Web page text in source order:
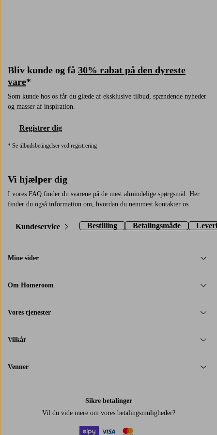
Bliv kunde og få 30% rabat på den dyreste
vare*
Som kunde hos os får du glæde af eksklusive tilbud, spændende nyheder
og masser af inspiration.
Registrer dig
* Se tilbudsbetingelser ved registrering
Vi hjælper dig
I vores FAQ finder du svarene på de mest almindelige spørgsmål. Her
finder du også information om, hvordan du nemmest kontakter os.
Kundeservice Bestilling Betalingsmåde
Mine sider
Om Homeroom
Vores tjenester
Vilkår
Venner
Sikre betalinger
Vil du vide mere om vores betalingsmuligheder?